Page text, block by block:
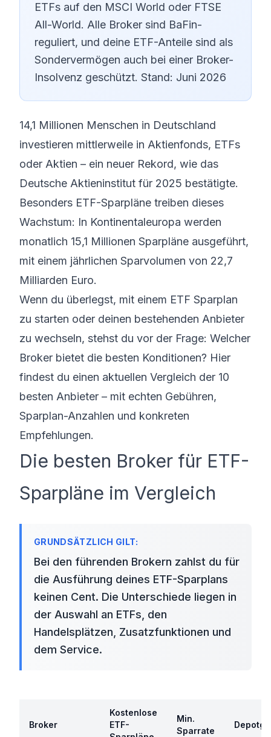
ETFs auf den MSCI World oder FTSE
All-World. Alle Broker sind BaFin-
reguliert, und deine ETF-Anteile sind als
Sondervermögen auch bei einer Broker-
Insolvenz geschützt. Stand: Juni 2026
14,1 Millionen Menschen in Deutschland
investieren mittlerweile in Aktienfonds, ETFs
oder Aktien – ein neuer Rekord, wie das
Deutsche Aktieninstitut für 2025 bestätigte.
Besonders ETF-Sparpläne treiben dieses
Wachstum: In Kontinentaleuropa werden
monatlich 15,1 Millionen Sparpläne ausgeführt,
mit einem jährlichen Sparvolumen von 22,7
Milliarden Euro.
Wenn du überlegst, mit einem ETF Sparplan
zu starten oder deinen bestehenden Anbieter
zu wechseln, stehst du vor der Frage: Welcher
Broker bietet die besten Konditionen? Hier
findest du einen aktuellen Vergleich der 10
besten Anbieter – mit echten Gebühren,
Sparplan-Anzahlen und konkreten
Empfehlungen.
Die besten Broker für ETF-
Sparpläne im Vergleich
Bei den führenden Brokern zahlst du für
die Ausführung deines ETF-Sparplans
keinen Cent. Die Unterschiede liegen in
der Auswahl an ETFs, den
Handelsplätzen, Zusatzfunktionen und
dem Service.
Broker
Kostenlose
ETF-
Min.
Sparrate